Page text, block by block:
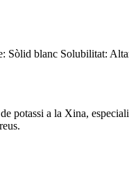
blanc Solubilitat:
potassi a la Xina,